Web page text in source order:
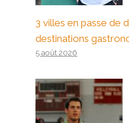
3 villes en passe de
destinations
5 août 2026